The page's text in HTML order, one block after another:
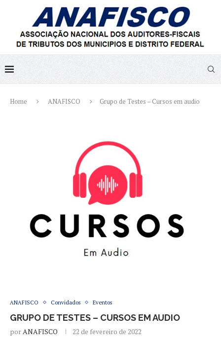
Home ANAFISCO Grupo de Testes – Cursos em audio
ANAFISCO Convidados Eventos
GRUPO DE TESTES – CURSOS EM AUDIO
por ANAFISCO 22 de fevereiro de 2022